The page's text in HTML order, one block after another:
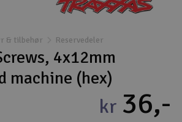
& tilbehør Reservedeler
4x12mm
machine (hex)
kr 36,-